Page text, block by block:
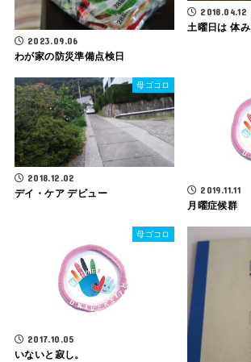
2023.09.06
わが家の防災準備点検日
2018.04.12
土曜日は 体
母ゴコロ
2018.12.02
デイ・ケア デビュー 2019.11.11
月曜症候群
母ゴコロ
2017.10.05
いないと寂し。